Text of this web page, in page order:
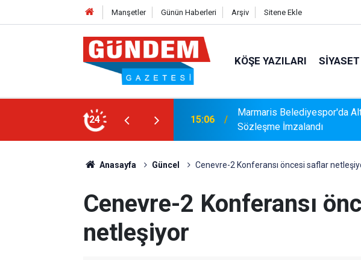
Manşetler Günün Haberleri Arşiv Sitene Ekle
KÖŞE YAZILARI SIYASET
24
Güçlü Takviye: Mustafa Çolakoğlu ile
14:40
Marmaris Belediyesispor,
Tamamladı
Anasayfa Güncel Cenevre-2 Konferansı öncesi saflar
Cenevre-2 Konferansı
netleşiyor